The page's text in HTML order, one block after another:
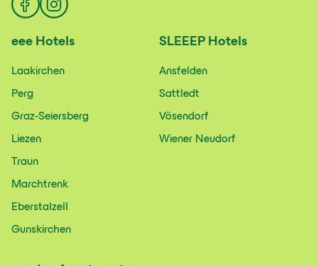
eee Hotels
Laakirchen
Perg
Graz-Seiersberg
Liezen
Traun
Marchtrenk
Eberstalzell
Gunskirchen
SLEEEP Hotels
Ansfelden
Sattledt
Vösendorf
Wiener Neudorf